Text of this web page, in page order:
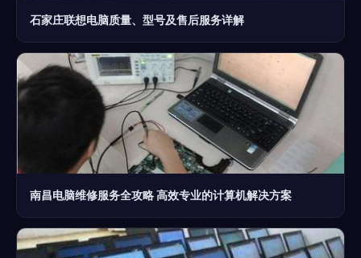
石家庄联想电脑质量、型号及售后服务详解
南昌电脑维修服务全攻略 高效专业的计算机解决方案